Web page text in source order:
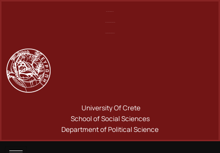
University Of Crete
School of Social Sciences
Department of Political Science